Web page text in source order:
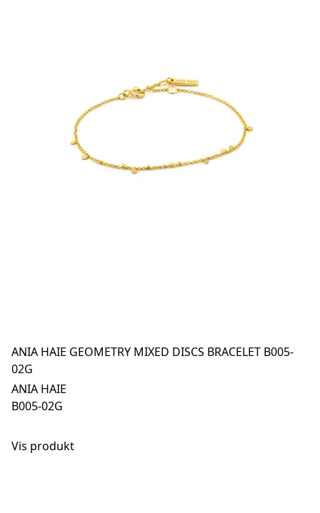
ANIA HAIE GEOMETRY MIXED DISCS BRACELET B005-
02G
ANIA HAIE
B005-02G
Vis produkt